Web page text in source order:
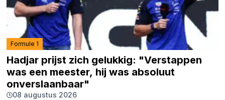
Formule 1
Hadjar prijst zich gelukkig: "Verstappen
was een meester, hij was absoluut
onverslaanbaar"
08 augustus 2026